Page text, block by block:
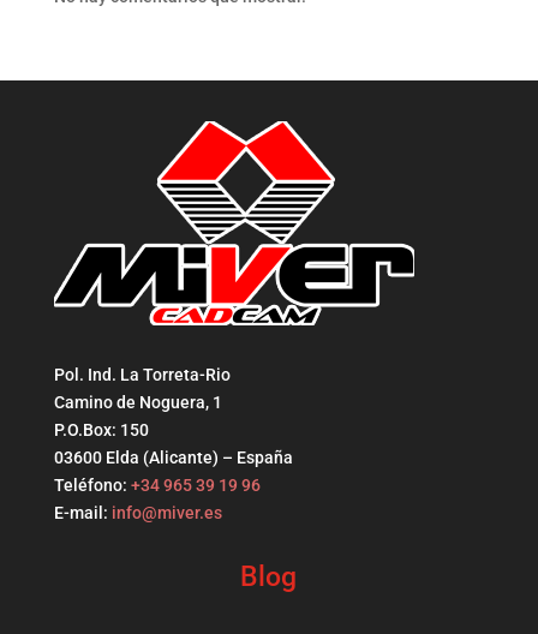
Pol. Ind. La Torreta-Rio
Camino de Noguera, 1
P.O.Box: 150
03600 Elda (Alicante) – España
Teléfono: +34 965 39 19 96
E-mail: info@miver.es
Blog